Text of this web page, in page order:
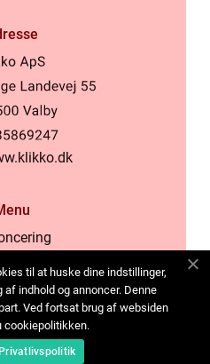
os
til at huske dine indstillinger,
indhold og annoncer. Denne
Ved fortsat brug af websiden
cookiepolitikken.
Privatlivspolitik